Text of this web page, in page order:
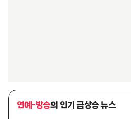
연예-방송의 인기 급상승 뉴스